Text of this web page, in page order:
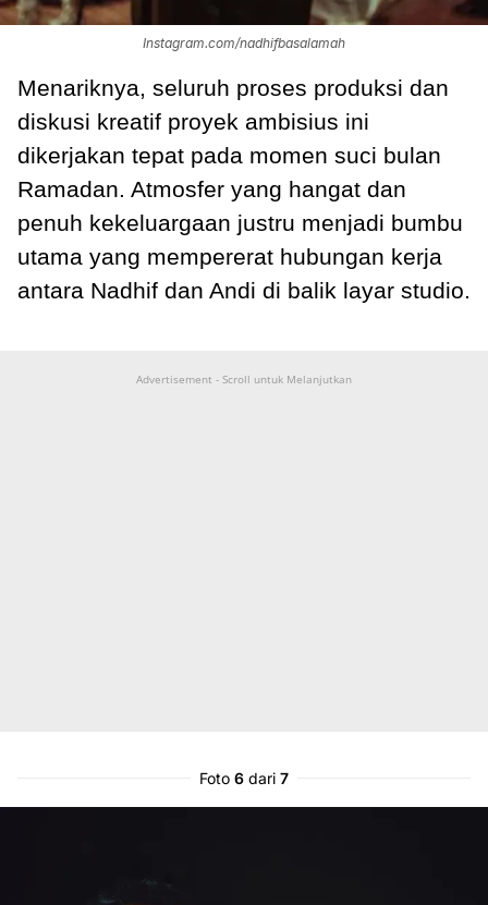
Instagram.com/nadhifbasalamah
Menariknya, seluruh proses produksi dan
diskusi kreatif proyek ambisius ini
dikerjakan tepat pada momen suci bulan
Ramadan. Atmosfer yang hangat dan
penuh kekeluargaan justru menjadi bumbu
utama yang mempererat hubungan kerja
antara Nadhif dan Andi di balik layar studio.
Advertisement - Scroll untuk Melanjutkan
Foto 6 dari 7